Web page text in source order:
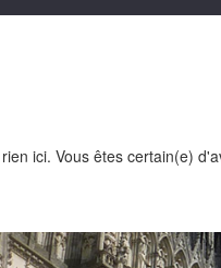
ici. Vous êtes certain(e)